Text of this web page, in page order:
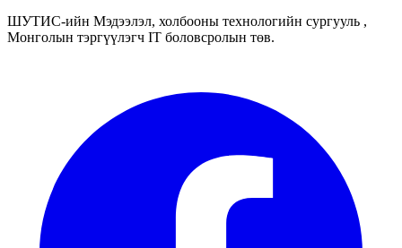
ШУТИС-ийн Мэдээлэл, холбооны технологийн сургууль ,
Монголын тэргүүлэгч IT боловсролын төв.